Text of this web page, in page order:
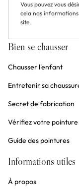
Vous pouvez vous
cela nos
site.
Bien se chausser
Chausser l'enfant
Entretenir sa
Secret de fabrication
Vérifiez votre
Guide des pointures
Informations utiles
À propos